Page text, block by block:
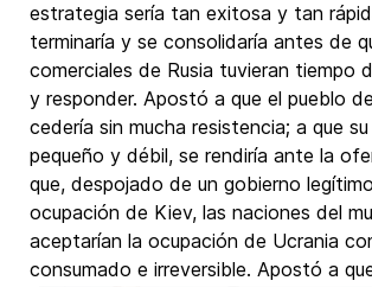
estrategia sería tan exitosa y tan
terminaría y se consolidaría antes de
comerciales de Rusia tuvieran tiempo
y responder. Apostó a que el pueblo
cedería sin mucha resistencia; a que
pequeño y débil, se rendiría ante la
que, despojado de un gobierno
ocupación de Kiev, las naciones del
aceptarían la ocupación de Ucrania
consumado e irreversible. Apostó a